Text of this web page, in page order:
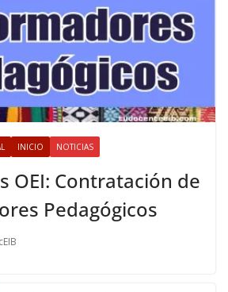
INICIO NOTICIAS
OEI: Contratación de
Pedagógicos